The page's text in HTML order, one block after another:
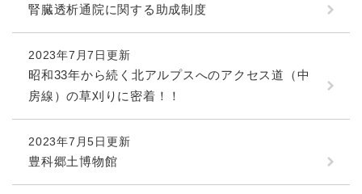
腎臓透析通院に関する助成制度
2023年7月7日更新
昭和33年から続く北アルプスへのアクセス道（中
房線）の草刈りに密着！！
2023年7月5日更新
豊科郷土博物館